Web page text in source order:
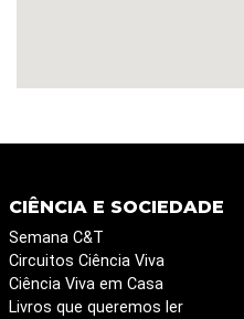
CIÊNCIA E SOCIEDADE
Semana C&T
Circuitos Ciência Viva
Ciência Viva em Casa
Livros que queremos ler